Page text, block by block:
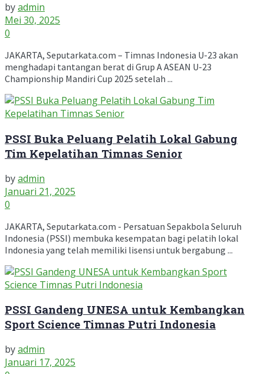
byadmin
Mei 30, 2025
0
JAKARTA, Seputarkata.com – Timnas Indonesia U-23 akan
menghadapi tantangan berat di Grup A ASEAN U-23
Championship Mandiri Cup 2025 setelah ...
PSSI Buka Peluang Pelatih Lokal Gabung
Tim Kepelatihan Timnas Senior
byadmin
Januari 21, 2025
0
JAKARTA, Seputarkata.com - Persatuan Sepakbola Seluruh
Indonesia (PSSI) membuka kesempatan bagi pelatih lokal
Indonesia yang telah memiliki lisensi untuk bergabung ...
PSSI Gandeng UNESA untuk Kembangkan
Sport Science Timnas Putri Indonesia
byadmin
Januari 17, 2025